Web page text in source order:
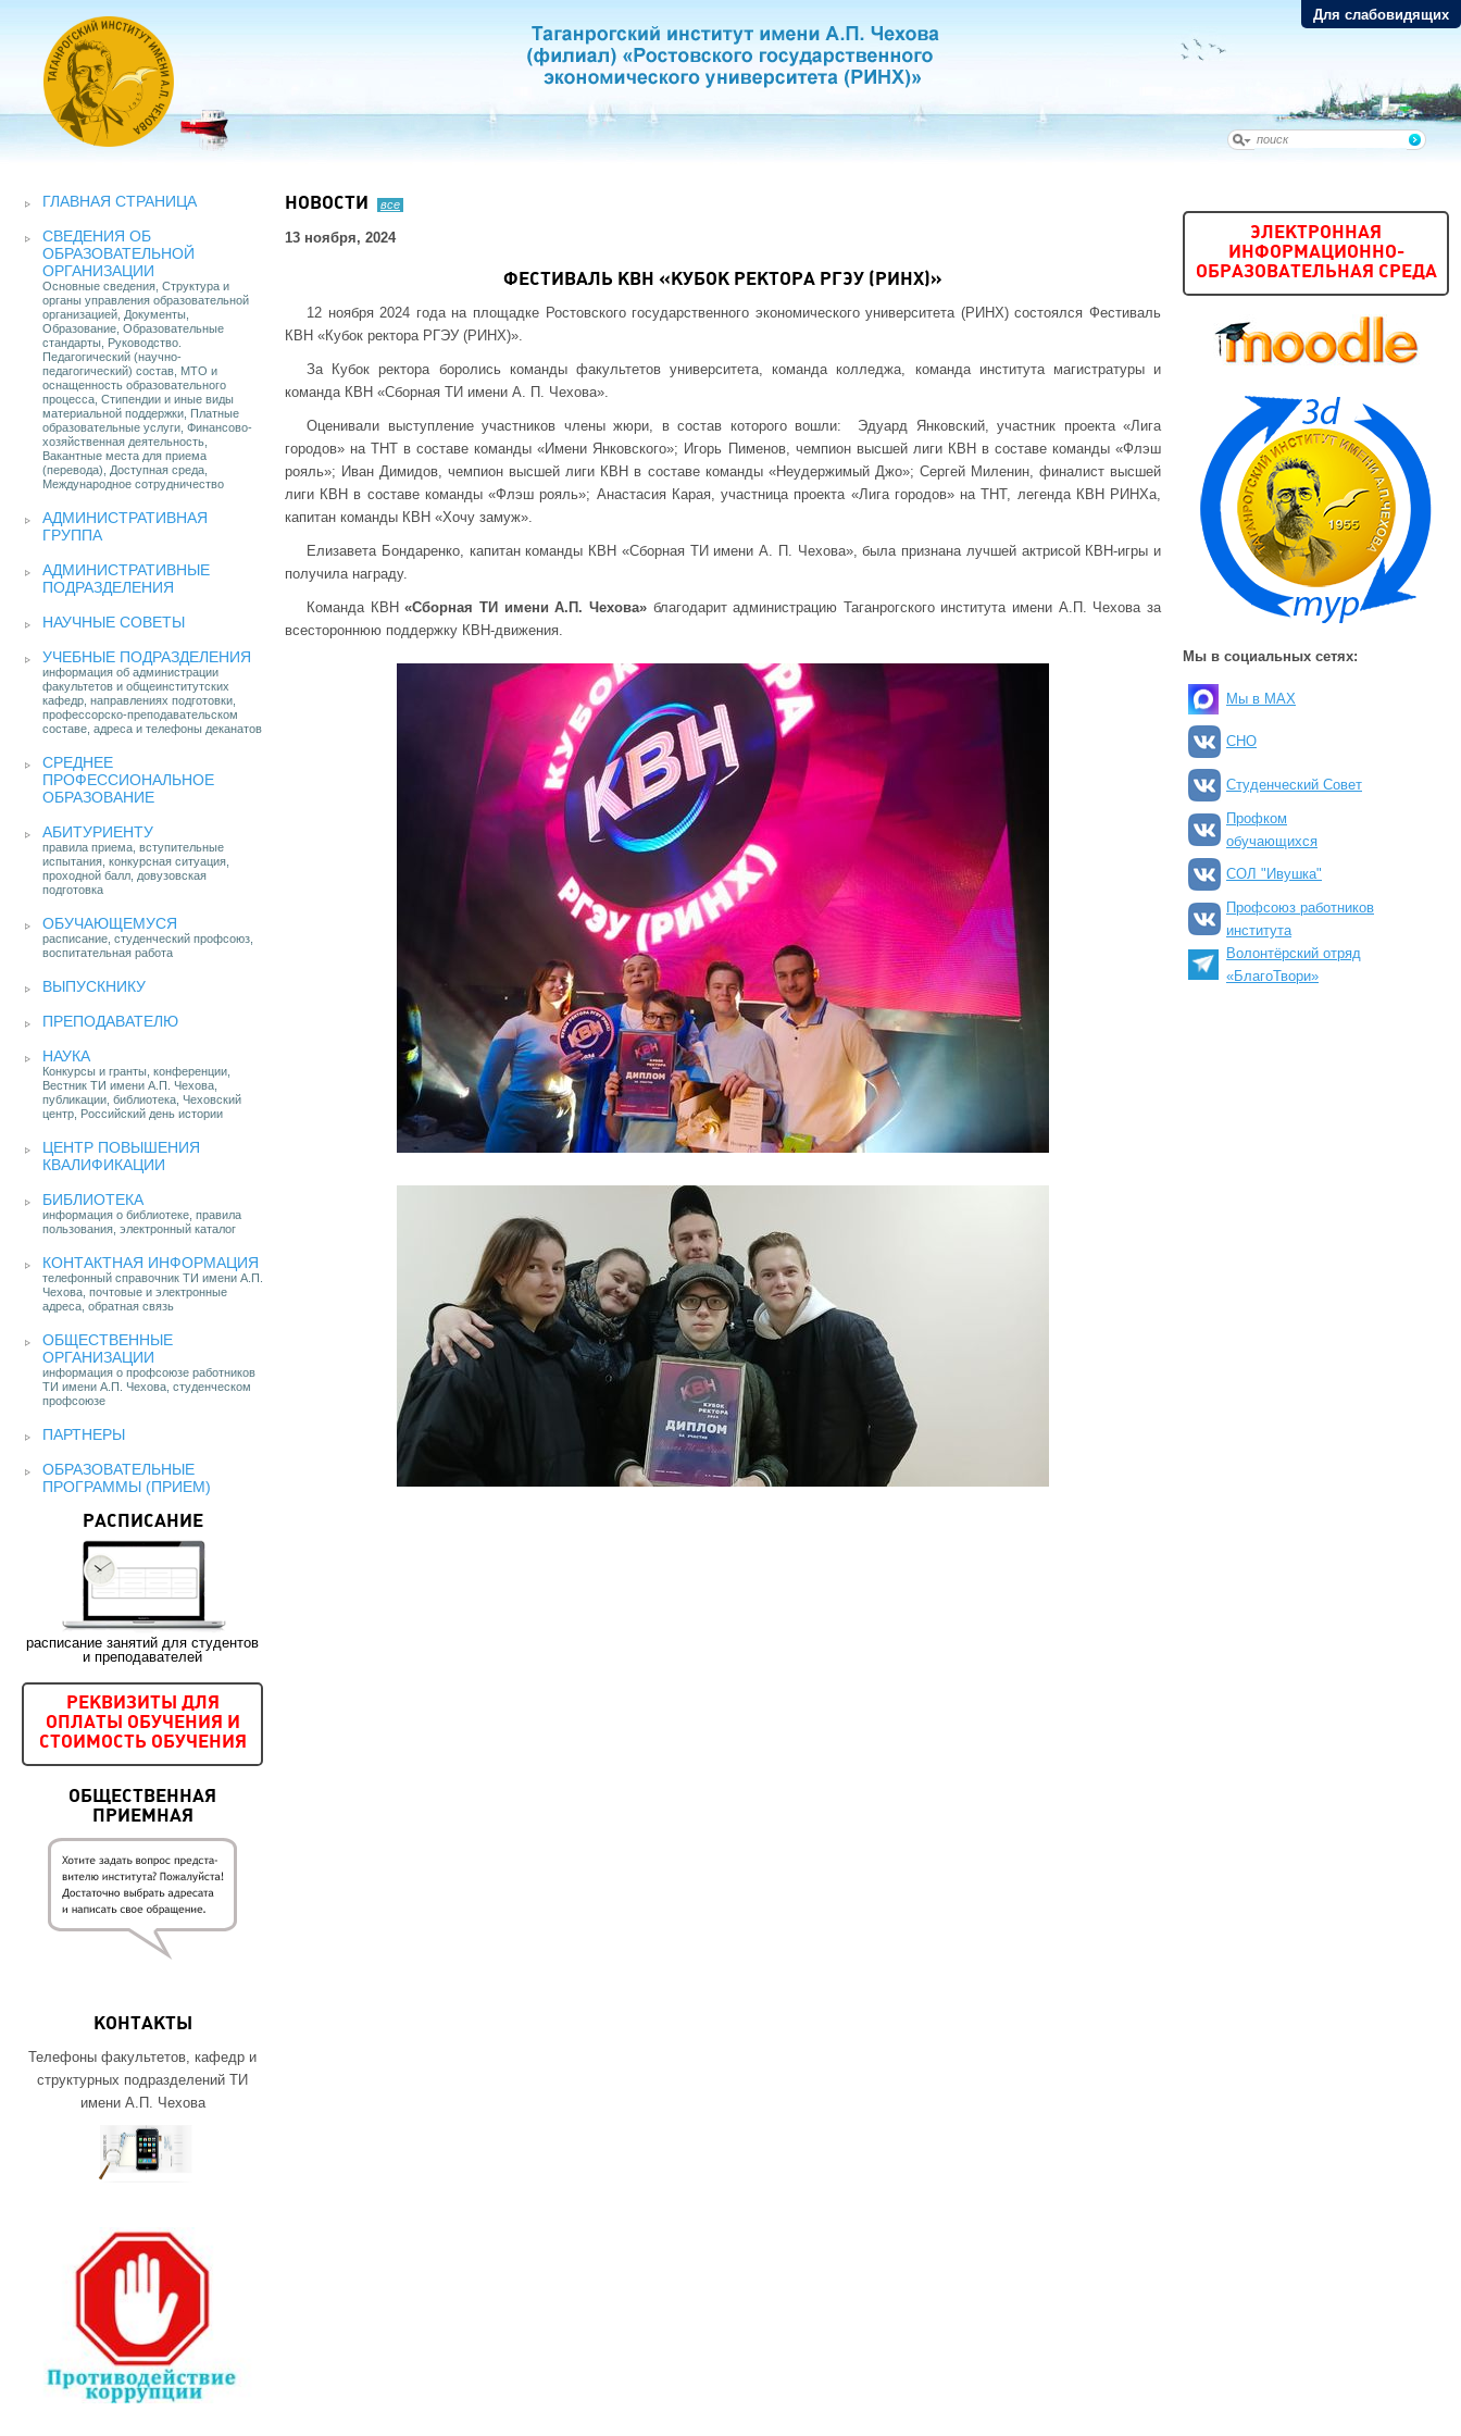
Для слабовидящих
ГЛАВНАЯ СТРАНИЦА
СВЕДЕНИЯ ОБ
ОБРАЗОВАТЕЛЬНОЙ
ОРГАНИЗАЦИИ
Основные сведения, Структура и
органы управления образовательной
организацией, Документы,
Образование, Образовательные
стандарты, Руководство.
Педагогический (научно-
педагогический) состав, МТО и
оснащенность образовательного
процесса, Стипендии и иные виды
материальной поддержки, Платные
образовательные услуги, Финансово-
хозяйственная деятельность,
Вакантные места для приема
(перевода), Доступная среда,
Международное сотрудничество
АДМИНИСТРАТИВНАЯ
ГРУППА
АДМИНИСТРАТИВНЫЕ
ПОДРАЗДЕЛЕНИЯ
НАУЧНЫЕ СОВЕТЫ
УЧЕБНЫЕ ПОДРАЗДЕЛЕНИЯ
информация об администрации
факультетов и общеинститутских
кафедр, направлениях подготовки,
профессорско-преподавательском
составе, адреса и телефоны деканатов
СРЕДНЕЕ
ПРОФЕССИОНАЛЬНОЕ
ОБРАЗОВАНИЕ
АБИТУРИЕНТУ
правила приема, вступительные
испытания, конкурсная ситуация,
проходной балл, довузовская
подготовка
ОБУЧАЮЩЕМУСЯ
расписание, студенческий профсоюз,
воспитательная работа
ВЫПУСКНИКУ
ПРЕПОДАВАТЕЛЮ
НАУКА
Конкурсы и гранты, конференции,
Вестник ТИ имени А.П. Чехова,
публикации, библиотека, Чеховский
центр, Российский день истории
ЦЕНТР ПОВЫШЕНИЯ
КВАЛИФИКАЦИИ
БИБЛИОТЕКА
информация о библиотеке, правила
пользования, электронный каталог
КОНТАКТНАЯ ИНФОРМАЦИЯ
телефонный справочник ТИ имени А.П.
Чехова, почтовые и электронные
адреса, обратная связь
ОБЩЕСТВЕННЫЕ
ОРГАНИЗАЦИИ
информация о профсоюзе работников
ТИ имени А.П. Чехова, студенческом
профсоюзе
ПАРТНЕРЫ
ОБРАЗОВАТЕЛЬНЫЕ
ПРОГРАММЫ (ПРИЕМ)
РАСПИСАНИЕ
расписание занятий для студентов
и преподавателей
РЕКВИЗИТЫ ДЛЯ
ОПЛАТЫ ОБУЧЕНИЯ И
СТОИМОСТЬ ОБУЧЕНИЯ
ОБЩЕСТВЕННАЯ
ПРИЕМНАЯ
КОНТАКТЫ
Телефоны факультетов, кафедр и
структурных подразделений ТИ
имени А.П. Чехова
НОВОСТИ все
13 ноября, 2024
ФЕСТИВАЛЬ КВН «КУБОК РЕКТОРА РГЭУ (РИНХ)»
12 ноября 2024 года на площадке Ростовского государственного экономического университета (РИНХ) состоялся Фестиваль
КВН «Кубок ректора РГЭУ (РИНХ)».
За Кубок ректора боролись команды факультетов университета, команда колледжа, команда института магистратуры и
команда КВН «Сборная ТИ имени А. П. Чехова».
Оценивали выступление участников члены жюри, в состав которого вошли: Эдуард Янковский, участник проекта «Лига
городов» на ТНТ в составе команды «Имени Янковского»; Игорь Пименов, чемпион высшей лиги КВН в составе команды «Флэш
рояль»; Иван Димидов, чемпион высшей лиги КВН в составе команды «Неудержимый Джо»; Сергей Миленин, финалист высшей
лиги КВН в составе команды «Флэш рояль»; Анастасия Карая, участница проекта «Лига городов» на ТНТ, легенда КВН РИНХа,
капитан команды КВН «Хочу замуж».
Елизавета Бондаренко, капитан команды КВН «Сборная ТИ имени А. П. Чехова», была признана лучшей актрисой КВН-игры и
получила награду.
Команда КВН«Сборная ТИ имени А.П. Чехова» благодарит администрацию Таганрогского института имени А.П. Чехова за
всестороннюю поддержку КВН-движения.
ЭЛЕКТРОННАЯ
ИНФОРМАЦИОННО-
ОБРАЗОВАТЕЛЬНАЯ СРЕДА
Мы в социальных сетях:
Мы в MAX
СНО
Студенческий Совет
Профком
обучающихся
СОЛ "Ивушка"
Профсоюз работников
института
Волонтёрский отряд
«БлагоТвори»